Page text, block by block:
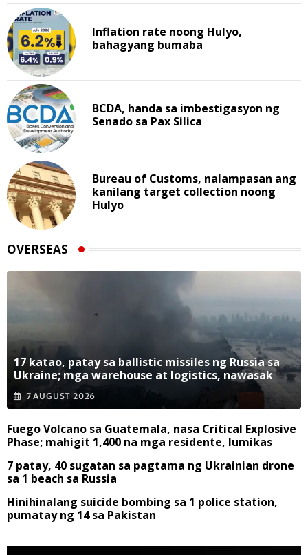
Inflation rate noong Hulyo,
bahagyang bumaba
BCDA, handa sa imbestigasyon ng
Senado sa Pax Silica
Bureau of Customs, nalampasan ang
kanilang target collection noong
Hulyo
OVERSEAS
17 katao, patay sa ballistic missiles ng Russia sa
Ukraine; mga warehouse at logistics, nawasak
7 AUGUST 2026
Fuego Volcano sa Guatemala, nasa Critical Explosive
Phase; mahigit 1,400 na mga residente, lumikas
7 patay, 40 sugatan sa pagtama ng Ukrainian drone
sa 1 beach sa Russia
Hinihinalang suicide bombing sa 1 police station,
pumatay ng 14 sa Pakistan